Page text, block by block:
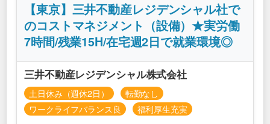
【東京】三井不動産レジデンシャル社で
のコストマネジメント（設備）★実労働
7時間/残業15H/在宅週2日で就業環境◎
三井不動産レジデンシャル株式会社
土日休み（週休2日）
転勤なし
ワークライフバランス良
福利厚生充実